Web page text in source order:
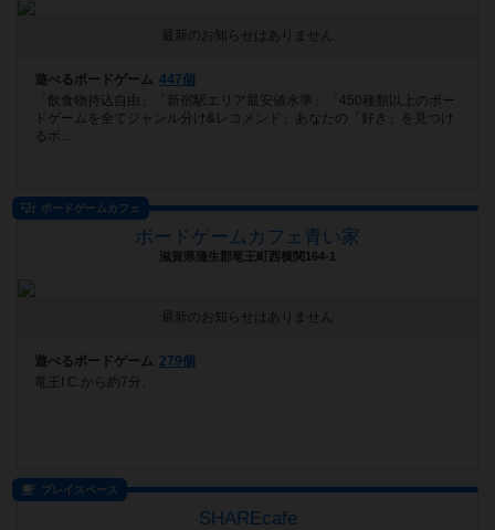
最新のお知らせはありません
遊べるボードゲーム 447個
「飲食物持込自由」「新宿駅エリア最安値水準」「450種類以上のボー
ドゲームを全てジャンル分け&レコメンド」あなたの「好き」を見つけ
るボ...
ボードゲームカフェ
ボードゲームカフェ青い家
滋賀県蒲生郡竜王町西横関164-1
最新のお知らせはありません
遊べるボードゲーム 279個
竜王I.C.から約7分、
プレイスペース
SHAREcafe